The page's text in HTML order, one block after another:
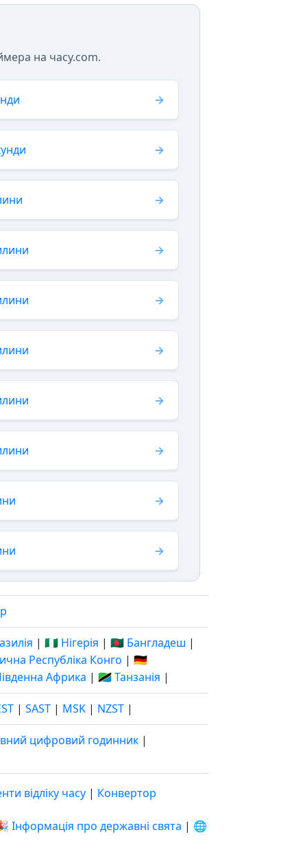
на часу.com.
| 🇳🇬 Нігерія | 🇧🇩 Бангладеш |
Республіка Конго | 🇩🇪
Африка | 🇹🇿 Танзанія |
| SAST | MSK | NZST |
цифровий годинник |
відліку часу | Конвертор
Інформація про державні свята | 🌐